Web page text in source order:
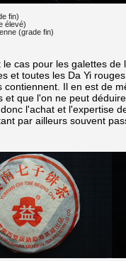
fin)
élevé)
(grade fin)
le cas pour les galettes
et toutes les Da Yi
contiennent. Il en est de
et que l'on ne peut
l'achat et l'expertise
par ailleurs souvent